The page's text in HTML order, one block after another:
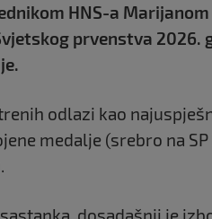
HNS-a
prvenstva 2026.
odlazi kao
medalje (srebro na